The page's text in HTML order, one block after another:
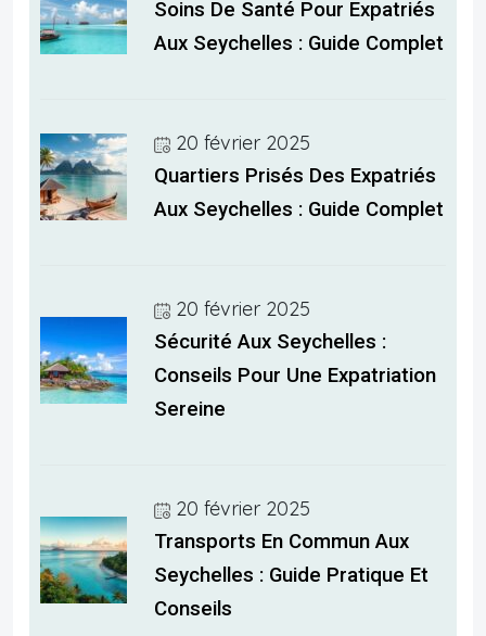
Soins De Santé Pour Expatriés
Aux Seychelles : Guide Complet
20 février 2025
Quartiers Prisés Des Expatriés
Aux Seychelles : Guide Complet
20 février 2025
Sécurité Aux Seychelles :
Conseils Pour Une Expatriation
Sereine
20 février 2025
Transports En Commun Aux
Seychelles : Guide Pratique Et
Conseils